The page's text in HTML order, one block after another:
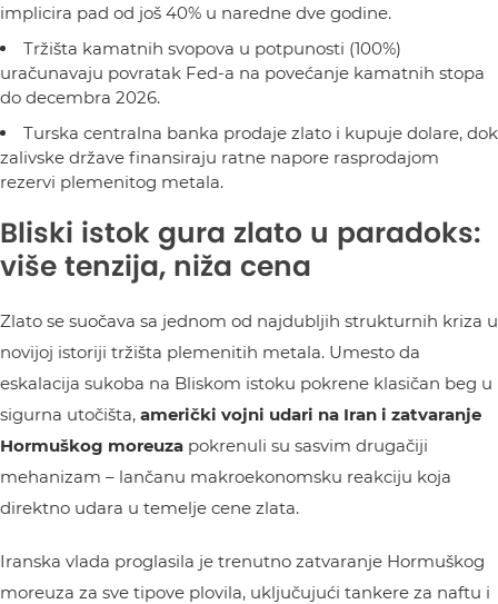
implicira pad od još 40% u naredne dve godine.
Tržišta kamatnih svopova u potpunosti (100%)
uračunavaju povratak Fed-a na povećanje kamatnih stopa
do decembra 2026.
Turska centralna banka prodaje zlato i kupuje dolare, dok
zalivske države finansiraju ratne napore rasprodajom
rezervi plemenitog metala.
Bliski istok gura zlato u paradoks:
više tenzija, niža cena
Zlato se suočava sa jednom od najdubljih strukturnih kriza u
novijoj istoriji tržišta plemenitih metala. Umesto da
eskalacija sukoba na Bliskom istoku pokrene klasičan beg u
sigurna utočišta, američki vojni udari na Iran i zatvaranje
Hormuškog moreuza pokrenuli su sasvim drugačiji
mehanizam – lančanu makroekonomsku reakciju koja
direktno udara u temelje cene zlata.
Iranska vlada proglasila je trenutno zatvaranje Hormuškog
moreuza za sve tipove plovila, uključujući tankere za naftu i